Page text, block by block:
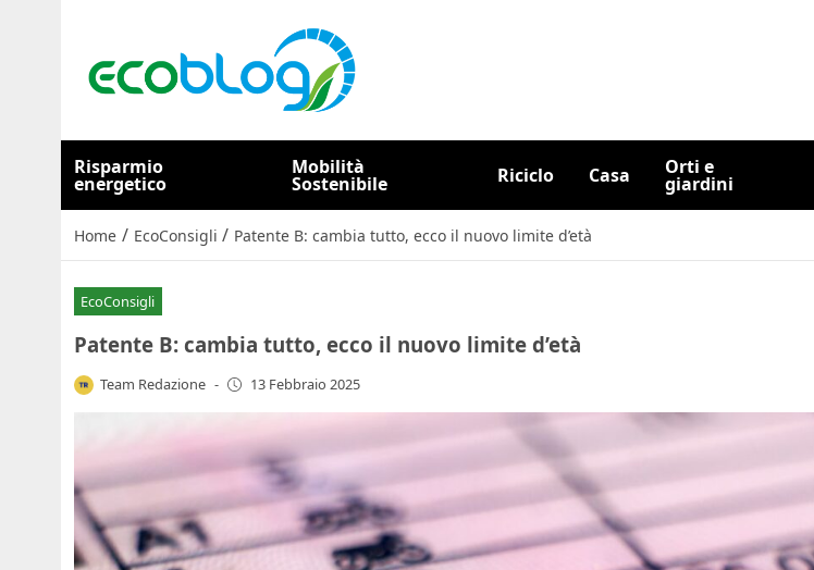
Risparmio
energetico
Mobilità
Sostenibile Riciclo Casa Orti e
giardini
Home / EcoConsigli / Patente B: cambia tutto, ecco il nuovo limite d’età
EcoConsigli
Patente B: cambia tutto, ecco il nuovo limite d’età
Team Redazione - 13 Febbraio 2025